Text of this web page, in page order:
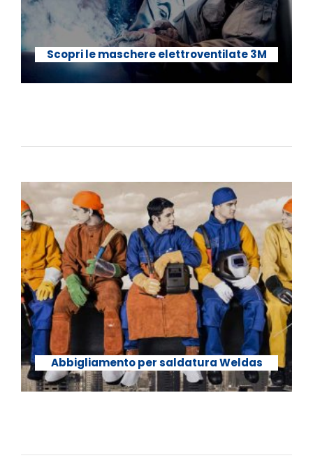
Scopri le maschere elettroventilate 3M
Abbigliamento per saldatura Weldas